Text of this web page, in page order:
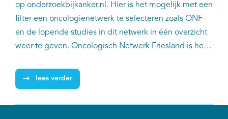
op onderzoekbijkanker.nl. Hier is het mogelijk met een
filter een oncologienetwerk te selecteren zoals ONF
en de lopende studies in dit netwerk in één overzicht
weer te geven. Oncologisch Netwerk Friesland is het
onderzoekbijkanker.nl op de eigen website toont.
lees verder